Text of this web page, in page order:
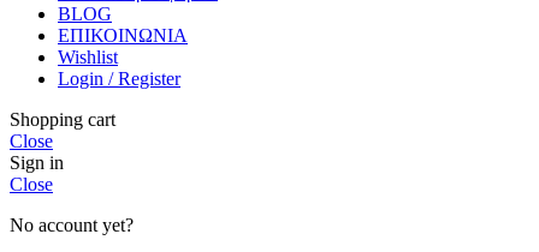
BLOG
ΕΠΙΚΟΙΝΩΝΙΑ
Wishlist
Login / Register
Shopping cart
Close
Sign in
Close
No account yet?